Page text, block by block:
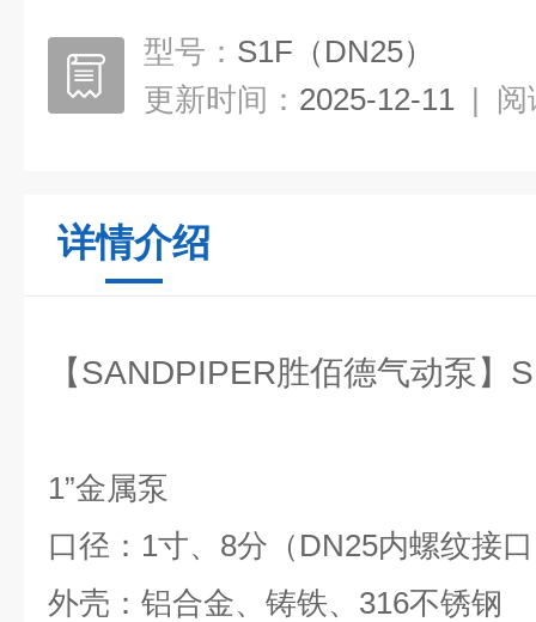
型号： S1F（DN25）
更新时间： 2025-12-11 | 阅
详情介绍
【SANDPIPER胜佰德气动泵】
1”金属泵
口径：1寸、8分 （ DN25内螺纹接口
外壳：铝合金、铸铁、316不锈钢